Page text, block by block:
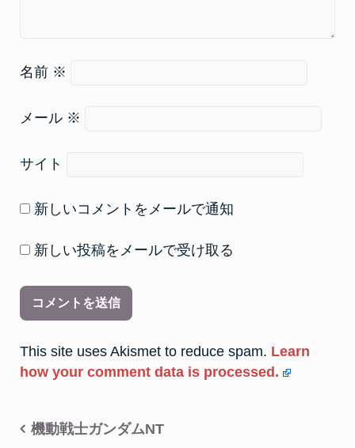
名前 ※
メール ※
サイト
新しいコメントをメールで通知
新しい投稿をメールで受け取る
This site uses Akismet to reduce spam. Learn
how your comment data is processed.
投機動戦士ガンダムNT